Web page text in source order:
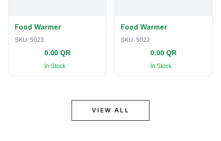
Food Warmer
SKU: 5023
0.00 QR
In Stock
Food Warmer
SKU: 5022
0.00 QR
In Stock
VIEW ALL